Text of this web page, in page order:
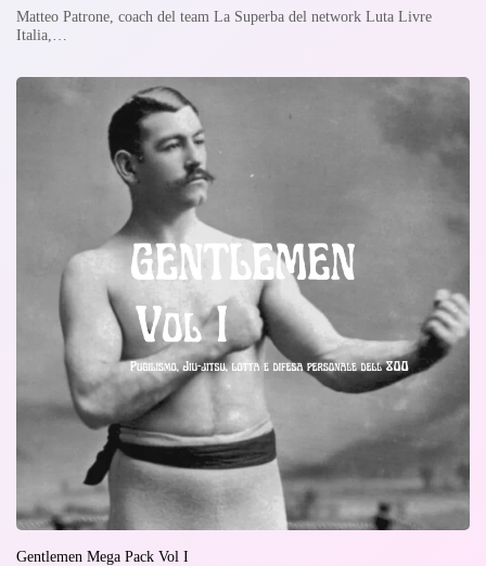
Matteo Patrone, coach del team La Superba del network Luta Livre
Italia,…
Gentlemen Mega Pack Vol I